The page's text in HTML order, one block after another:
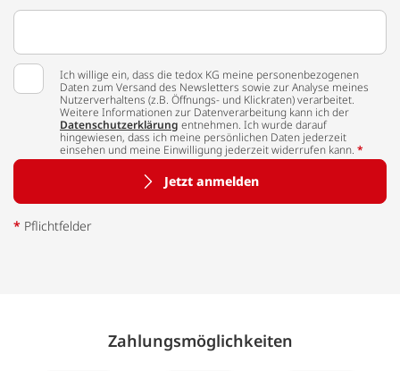
Ich willige ein, dass die tedox KG meine personenbezogenen
Daten zum Versand des Newsletters sowie zur Analyse meines
Nutzerverhaltens (z.B. Öffnungs- und Klickraten) verarbeitet.
Weitere Informationen zur Datenverarbeitung kann ich der
Datenschutzerklärung entnehmen. Ich wurde darauf
hingewiesen, dass ich meine persönlichen Daten jederzeit
einsehen und meine Einwilligung jederzeit widerrufen kann. *
Jetzt anmelden
* Pflichtfelder
Zahlungs­möglich­keiten